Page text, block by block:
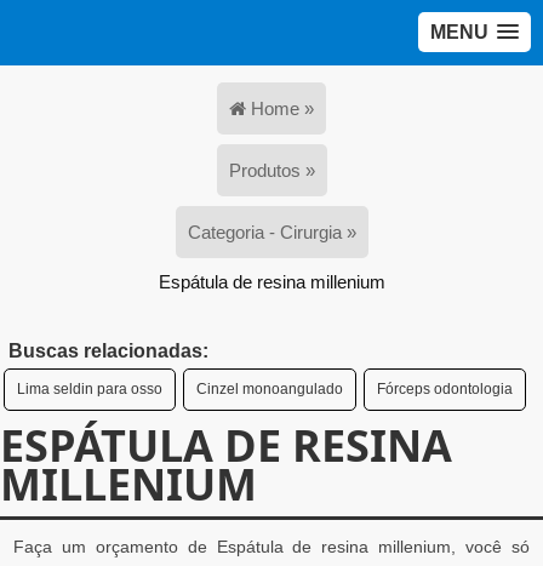
MENU
Home »
Produtos »
Categoria - Cirurgia »
Espátula de resina millenium
Buscas relacionadas:
Lima seldin para osso Cinzel monoangulado Fórceps odontologia
ESPÁTULA DE RESINA
MILLENIUM
Faça um orçamento de Espátula de resina millenium, você só